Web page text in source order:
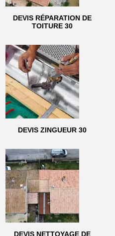
DEVIS RÉPARATION DE
TOITURE 30
DEVIS ZINGUEUR 30
DEVIS NETTOYAGE DE